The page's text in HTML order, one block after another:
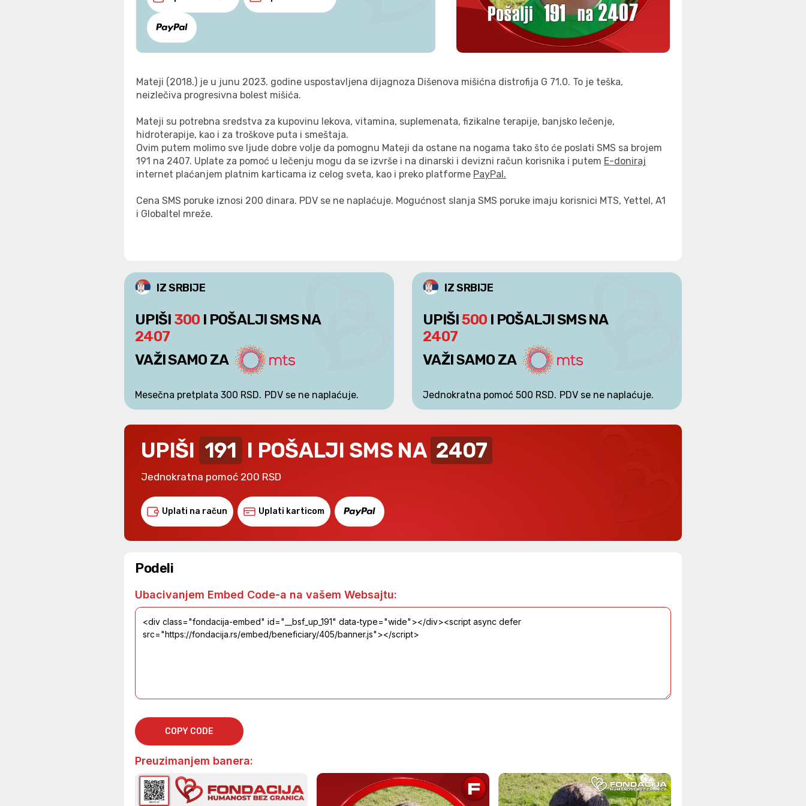
Mateji (2018.) je u junu 2023. godine uspostavljena dijagnoza Dišenova mišićna distrofija G 71.0. To je teška,
neizlečiva progresivna bolest mišića.
Mateji su potrebna sredstva za kupovinu lekova, vitamina, suplemenata, fizikalne terapije, banjsko lečenje,
hidroterapije, kao i za troškove puta i smeštaja.
Ovim putem molimo sve ljude dobre volje da pomognu Mateji da ostane na nogama tako što će poslati SMS sa brojem
191 na 2407. Uplate za pomoć u lečenju mogu da se izvrše i na dinarski i devizni račun korisnika i putem E-doniraj
internet plaćanjem platnim karticama iz celog sveta, kao i preko platforme PayPal.
Cena SMS poruke iznosi 200 dinara. PDV se ne naplaćuje. Mogućnost slanja SMS poruke imaju korisnici MTS, Yettel, A1
i Globaltel mreže.
IZ SRBIJE
UPIŠI 300 I POŠALJI SMS NA
2407
VAŽI SAMO ZA
Mesečna pretplata 300 RSD. PDV se ne naplaćuje.
IZ SRBIJE
UPIŠI500 I POŠALJI SMS NA
2407
VAŽI SAMO ZA
Jednokratna pomoć 500 RSD. PDV se ne naplaćuje.
UPIŠI 191 I POŠALJI SMS NA 2407
Jednokratna pomoć 200 RSD
Uplati na račun Uplati karticom
Podeli
Ubacivanjem Embed Code-a na vašem Websajtu:
COPY CODE
Preuzimanjem banera: